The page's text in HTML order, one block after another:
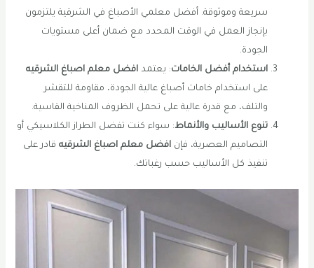
سريعة وموثوقة. أفضل معلمي الأصباغ في الشرقية يلتزمون
بإنجاز العمل في الوقت المحدد مع ضمان أعلى مستويات
الجودة.
استخدام أفضل الخامات: يعتمدافضل معلم اصباغ الشرقيه
على استخدام خامات أصباغ عالية الجودة، مقاومة للتقشر
والتلف، مع قدرة عالية على تحمل الظروف المناخية القاسية.
تنوع الأساليب والأنماط: سواء كنت تفضل الطراز الكلاسيكي أو
التصاميم العصرية، فإنافضل معلم اصباغ الشرقيه قادر على
تنفيذ كل الأساليب حسب رغباتك.